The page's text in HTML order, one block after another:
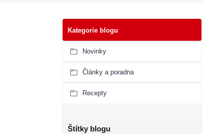
Kategorie blogu
Novinky
Články a poradna
Recepty
Štítky blogu